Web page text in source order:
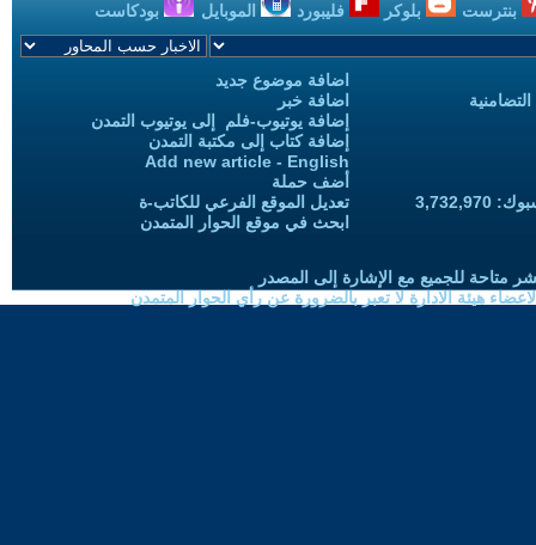
بنترست بلوكر فليبورد الموبايل بودكاست
اضافة موضوع جديد
اضافة خبر
إضافة يوتيوب-فلم إلى يوتيوب التمدن
إضافة كتاب إلى مكتبة التمدن
Add new article - English
أضف حملة
تعديل الموقع الفرعي للكاتب-ة
ابحث في موقع الحوار المتمدن
متاحة للجميع مع الإشارة إلى المصدر
هيئة الادارة لا تعبر بالضرورة عن رأي الحوار المتمدن